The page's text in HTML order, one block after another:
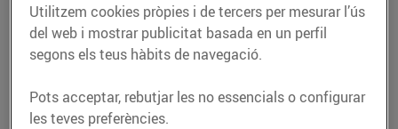
Utilitzem cookies pròpies i de tercers per mesurar l’ús
del web i mostrar publicitat basada en un perfil
segons els teus hàbits de navegació.
Pots acceptar, rebutjar les no essencials o configurar
les teves preferències.